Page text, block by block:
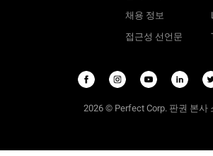
채용 정보
접근성 선언문
2026 © Perfect Corp. 판권 본사